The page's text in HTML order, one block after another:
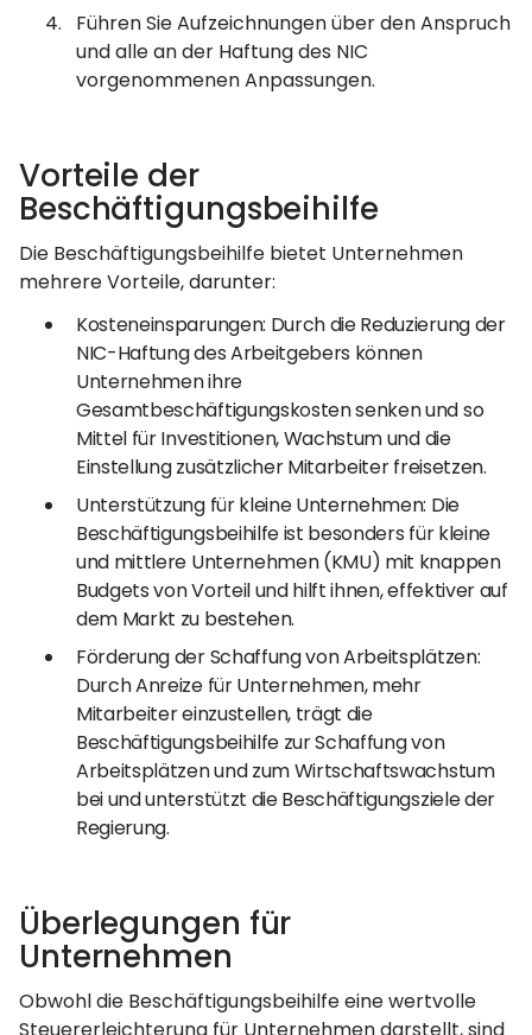
Führen Sie Aufzeichnungen über den Anspruch
und alle an der Haftung des NIC
vorgenommenen Anpassungen.
Vorteile der
Beschäftigungsbeihilfe
Die Beschäftigungsbeihilfe bietet Unternehmen
mehrere Vorteile, darunter:
Kosteneinsparungen: Durch die Reduzierung der
NIC-Haftung des Arbeitgebers können
Unternehmen ihre
Gesamtbeschäftigungskosten senken und so
Mittel für Investitionen, Wachstum und die
Einstellung zusätzlicher Mitarbeiter freisetzen.
Unterstützung für kleine Unternehmen: Die
Beschäftigungsbeihilfe ist besonders für kleine
und mittlere Unternehmen (KMU) mit knappen
Budgets von Vorteil und hilft ihnen, effektiver auf
dem Markt zu bestehen.
Förderung der Schaffung von Arbeitsplätzen:
Durch Anreize für Unternehmen, mehr
Mitarbeiter einzustellen, trägt die
Beschäftigungsbeihilfe zur Schaffung von
Arbeitsplätzen und zum Wirtschaftswachstum
bei und unterstützt die Beschäftigungsziele der
Regierung.
Überlegungen für
Unternehmen
Obwohl die Beschäftigungsbeihilfe eine wertvolle